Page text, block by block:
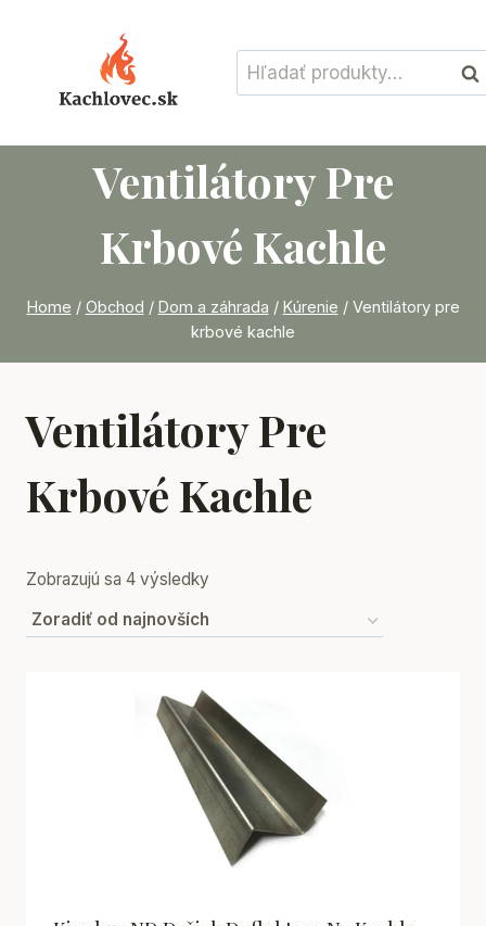
Hľadať:
Ventilátory Pre
Krbové Kachle
Home / Obchod / Dom a záhrada / Kúrenie / Ventilátory pre
krbové kachle
Ventilátory Pre
Krbové Kachle
Zobrazujú sa 4 výsledky
latest